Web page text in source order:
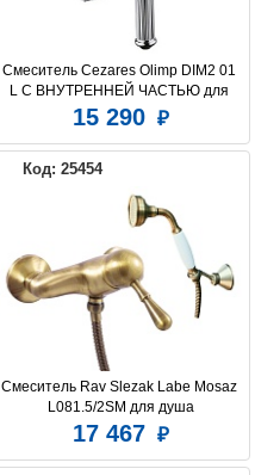
Смеситель Cezares Olimp DIM2 01
L С ВНУТРЕННЕЙ ЧАСТЬЮ для
душа
15 290
Код: 25454
Смеситель Rav Slezak Labe Mosaz
L081.5/2SM для душа
17 467